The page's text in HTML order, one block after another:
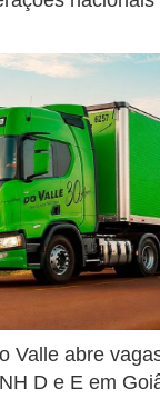
Valle abre
D e E em